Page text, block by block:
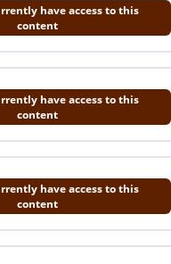
have access to this
content
have access to this
content
have access to this
content